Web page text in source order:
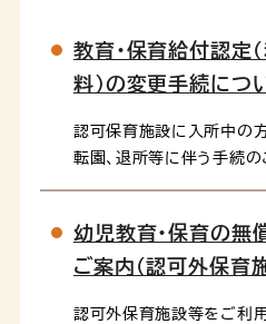
教育・保育給付認定
料）の変更手続につ
認可保育施設に入所中の
転園、退所等に伴う手続の
幼児教育・保育の無
ご案内（認可外保育
認可外保育施設等をご利